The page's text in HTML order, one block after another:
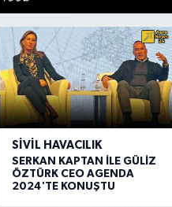
SIVIL HAVACILIK
SERKAN KAPTAN İLE GÜLİZ
ÖZTÜRK CEO AGENDA
2024'TE KONUŞTU